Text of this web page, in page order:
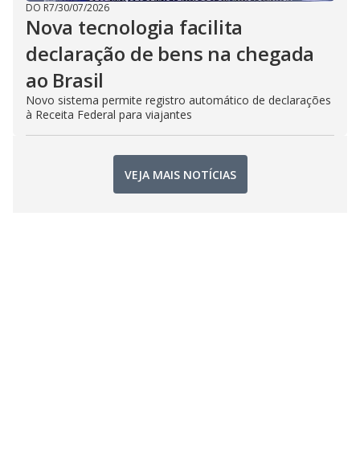
DO R7/30/07/2026
Nova tecnologia facilita
declaração de bens na chegada
ao Brasil
Novo sistema permite registro automático de declarações
à Receita Federal para viajantes
VEJA MAIS NOTÍCIAS